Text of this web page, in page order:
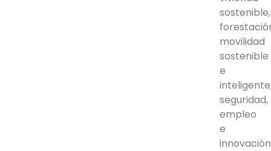
sostenible,
movilidad
sostenible
e
seguridad,
empleo
e